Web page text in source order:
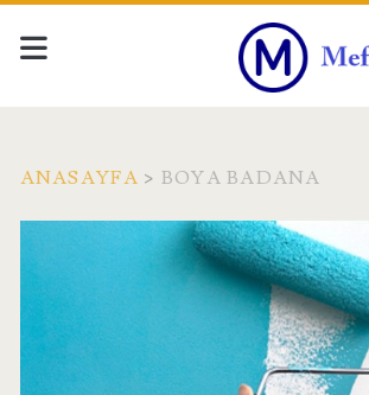
ANASAYFA > BOYA BADANA
Etiket:
<span>Boya
badana</span>